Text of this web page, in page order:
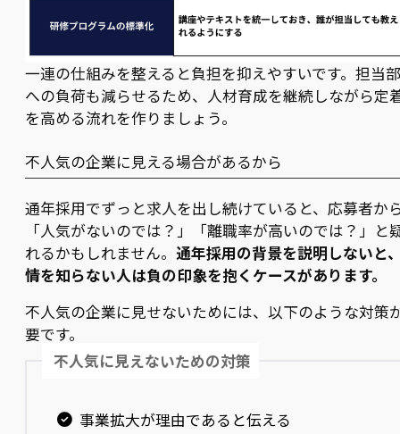
一連の仕組みを整えると負担を抑えやすいです。担当
への負荷も減らせるため、人材育成を継続しながら定
を高める流れを作りましょう。
不人気の企業に見える場合があるから
通年採用でずっと求人を出し続けていると、応募者か
「人気がないのでは？」「離職率が高いのでは？」と
れるかもしれません。 通年採用の背景を説明しないと
情を知らない人は負の印象を抱くケースがあります。
不人気の企業に見せないためには、以下のような対策
要です。
不人気に見えないための対策
事業拡大が理由であると伝える